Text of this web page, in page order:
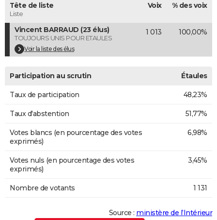
Dictionnaire
Biographies
Citations
Expressions
Proverbes
PROGRAMME TV
COPAINS D'AVANT
S'inscrire
Se connecter
Lycées
Collèges
Primaires
Universités
Entreprises
Service militaire
Avis de recherche
AVIS DE DÉCÈS
FORUM
Tête de liste
Liste
Voix % des voix
Vincent BARRAUD (23 élus)
TOUJOURS UNIS POUR ETAULES
Voir la liste des élus
1 013 100,00%
Participation au scrutin Étaules
Taux de participation 48,23%
Taux d'abstention 51,77%
Votes blancs (en pourcentage des votes
exprimés)
6,98%
Votes nuls (en pourcentage des votes
exprimés)
3,45%
Nombre de votants 1 131
Source : ministère de l’Intérieur